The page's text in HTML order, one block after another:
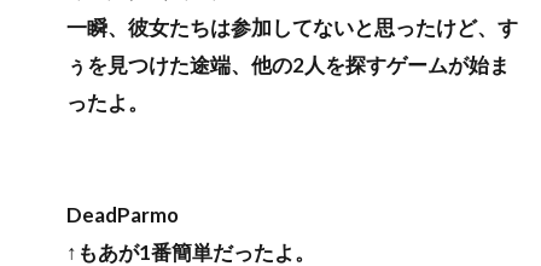
一瞬、彼女たちは参加してないと思ったけど、す
ぅを見つけた途端、他の2人を探すゲームが始ま
ったよ。
DeadParmo
↑もあが1番簡単だったよ。